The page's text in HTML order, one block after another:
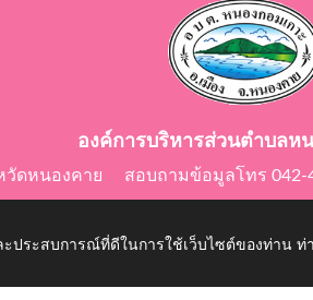
องค์การบริหารส่วนตำบลห
หวัดหนองคาย สอบถามข้อมูลโทร 042-
ประสบการณ์ที่ดีในการใช้เว็บไซต์ของท่าน ท่